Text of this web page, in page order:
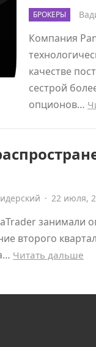
БРОКЕРЫ
Компания
качестве
сестрой
опционов…
· 22 июля,
занимали
второго
Читать дальше